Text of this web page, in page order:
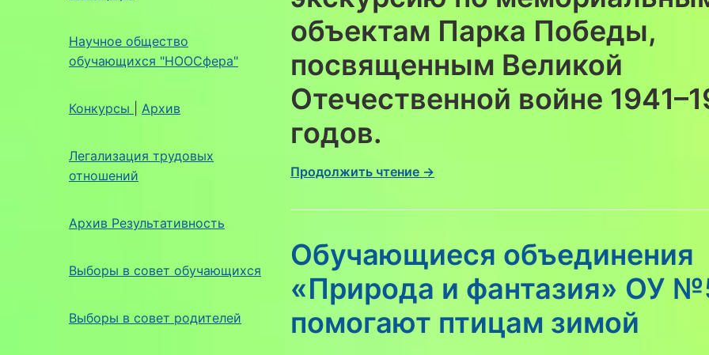
Научное общество
обучающихся "НООСфера"
Конкурсы Архив
Легализация трудовых
отношений
Архив Результативность
Выборы в совет обучающихся
Выборы в совет родителей
объектам Парка Победы,
посвященным Великой
Отечественной войне
годов.
Продолжить чтение →
Обучающиеся объединения
«Природа и фантазия» ОУ
помогают птицам зимой